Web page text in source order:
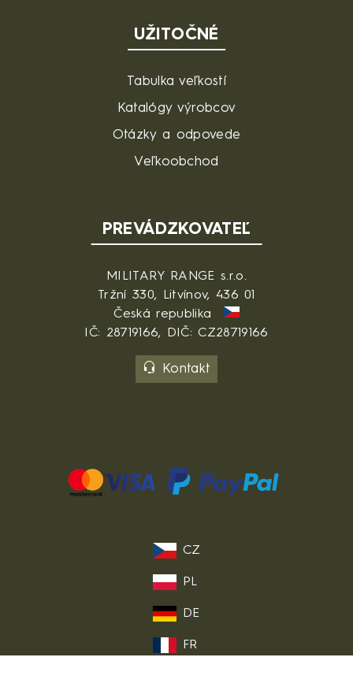
UŽITOČNÉ
Tabulka veľkostí
Katalógy výrobcov
Otázky a odpovede
Veľkoobchod
PREVÁDZKOVATEĽ
MILITARY RANGE s.r.o.
Tržní 330, Litvínov, 436 01
Česká republika
IČ: 28719166, DIČ: CZ28719166
Kontakt
CZ
PL
DE
FR